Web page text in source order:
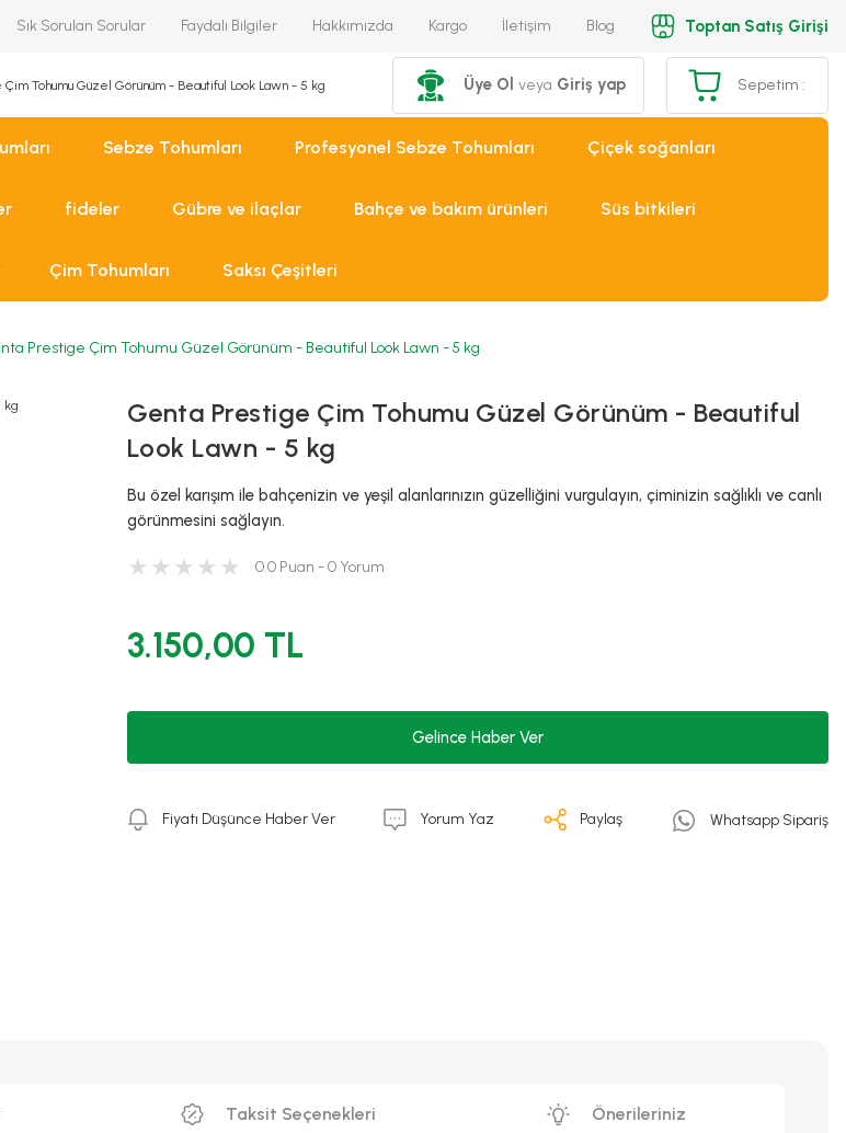
Sık Sorulan Sorular Faydalı Bilgiler Hakkımızda Kargo İletişim Blog Toptan Satış Girişi
Üye Ol veya Giriş yap Sepetim :
Sebze Tohumları Profesyonel Sebze Tohumları Çiçek soğanları
fideler Gübre ve ilaçlar Bahçe ve bakım ürünleri Süs bitkileri
Çim Tohumları Saksı Çeşitleri
Prestige Çim Tohumu Güzel Görünüm - Beautiful Look Lawn - 5 kg
Genta Prestige Çim Tohumu Güzel Görünüm - Beautiful
Look Lawn - 5 kg
Bu özel karışım ile bahçenizin ve yeşil alanlarınızın güzelliğini vurgulayın, çiminizin sağlıklı ve canlı
görünmesini sağlayın.
0.0 Puan - 0 Yorum
3.150,00 TL
Gelince Haber Ver
Fiyatı Düşünce Haber Ver Yorum Yaz Paylaş Whatsapp Sipariş
Taksit Seçenekleri Önerileriniz